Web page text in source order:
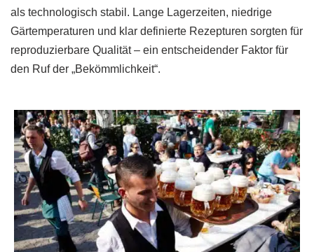
als technologisch stabil. Lange Lagerzeiten, niedrige
Gärtemperaturen und klar definierte Rezepturen sorgten für
reproduzierbare Qualität – ein entscheidender Faktor für
den Ruf der „Bekömmlichkeit“.